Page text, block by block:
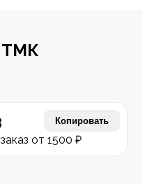
ТМК
Копировать
от 1500 ₽